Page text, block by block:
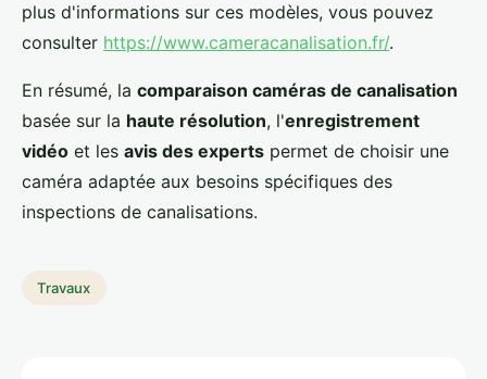
plus d'informations sur ces modèles, vous pouvez
consulter https://www.cameracanalisation.fr/.
En résumé, la comparaison caméras de canalisation
basée sur la haute résolution, l'enregistrement
vidéo et les avis des experts permet de choisir une
caméra adaptée aux besoins spécifiques des
inspections de canalisations.
Travaux